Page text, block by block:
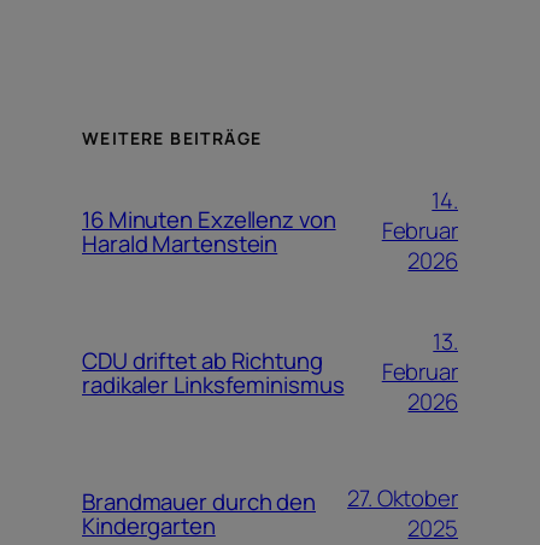
WEITERE BEITRÄGE
16 Minuten Exzellenz von
Harald Martenstein
14.
Februar
2026
CDU driftet ab Richtung
radikaler Linksfeminismus
13.
Februar
2026
Brandmauer durch den
Kindergarten
27. Oktober
2025